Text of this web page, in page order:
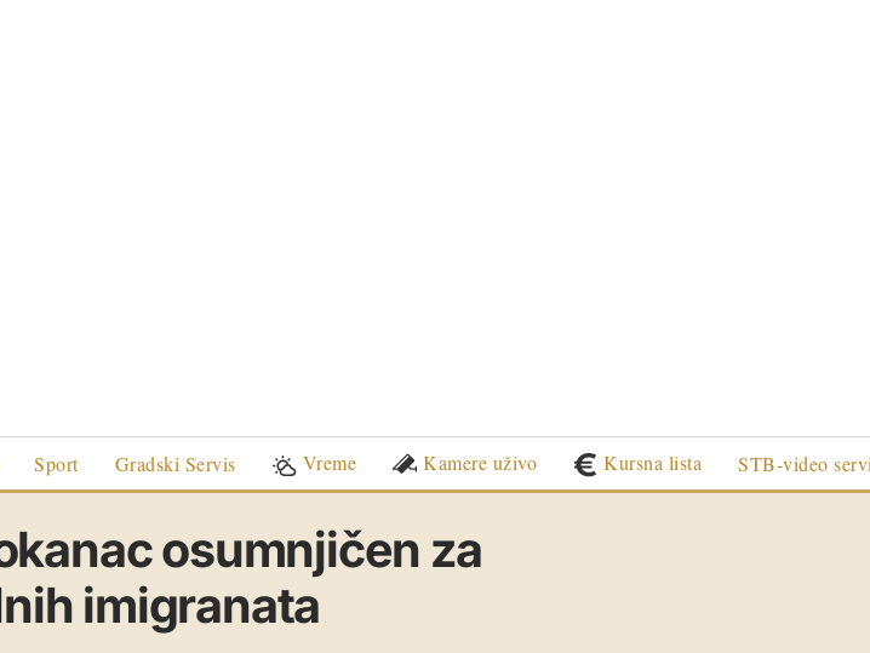
Sport Gradski Servis Vreme Kamere uživo Kursna lista STB-video
osumnjičen za
imigranata